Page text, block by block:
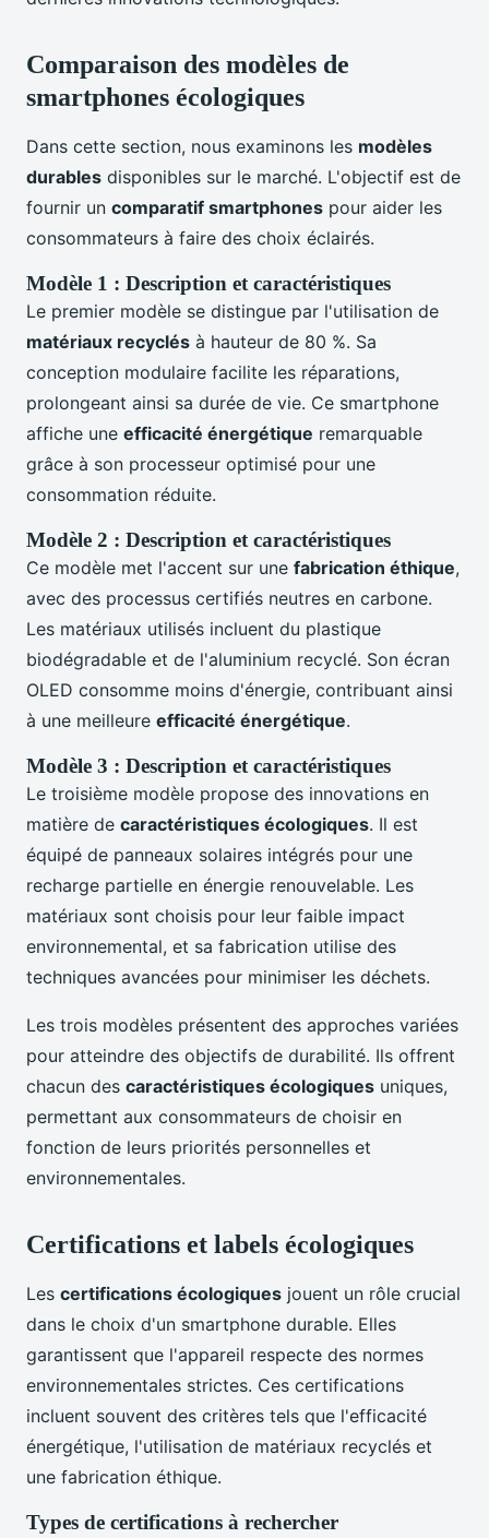
Comparaison des modèles de
smartphones écologiques
Dans cette section, nous examinons les modèles
durables disponibles sur le marché. L'objectif est de
fournir un comparatif smartphones pour aider les
consommateurs à faire des choix éclairés.
Modèle 1 : Description et caractéristiques
Le premier modèle se distingue par l'utilisation de
matériaux recyclés à hauteur de 80 %. Sa
conception modulaire facilite les réparations,
prolongeant ainsi sa durée de vie. Ce smartphone
affiche une efficacité énergétique remarquable
grâce à son processeur optimisé pour une
consommation réduite.
Modèle 2 : Description et caractéristiques
Ce modèle met l'accent sur une fabrication éthique,
avec des processus certifiés neutres en carbone.
Les matériaux utilisés incluent du plastique
biodégradable et de l'aluminium recyclé. Son écran
OLED consomme moins d'énergie, contribuant ainsi
à une meilleure efficacité énergétique.
Modèle 3 : Description et caractéristiques
Le troisième modèle propose des innovations en
matière de caractéristiques écologiques. Il est
équipé de panneaux solaires intégrés pour une
recharge partielle en énergie renouvelable. Les
matériaux sont choisis pour leur faible impact
environnemental, et sa fabrication utilise des
techniques avancées pour minimiser les déchets.
Les trois modèles présentent des approches variées
pour atteindre des objectifs de durabilité. Ils offrent
chacun des caractéristiques écologiques uniques,
permettant aux consommateurs de choisir en
fonction de leurs priorités personnelles et
environnementales.
Certifications et labels écologiques
Les certifications écologiques jouent un rôle crucial
dans le choix d'un smartphone durable. Elles
garantissent que l'appareil respecte des normes
environnementales strictes. Ces certifications
incluent souvent des critères tels que l'efficacité
énergétique, l'utilisation de matériaux recyclés et
une fabrication éthique.
Types de certifications à rechercher